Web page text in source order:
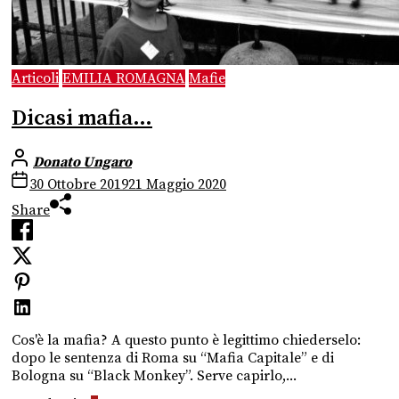
Articoli EMILIA ROMAGNA Mafie
Dicasi mafia…
Donato Ungaro
30 Ottobre 201921 Maggio 2020
Share
Cos'è la mafia? A questo punto è legittimo chiederselo:
dopo le sentenza di Roma su “Mafia Capitale” e di
Bologna su “Black Monkey”. Serve capirlo,...